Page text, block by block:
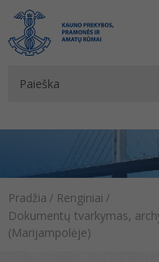
Pradžia / Renginiai /
Dokumentų tvarkymas,
(Marijampolėje)